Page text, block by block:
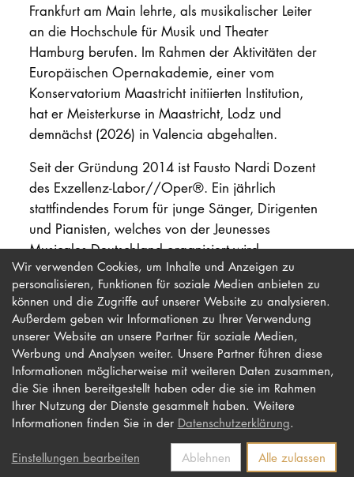
Frankfurt am Main lehrte, als musikalischer Leiter
an die Hochschule für Musik und Theater
Hamburg berufen. Im Rahmen der Aktivitäten der
Europäischen Opernakademie, einer vom
Konservatorium Maastricht initiierten Institution,
hat er Meisterkurse in Maastricht, Lodz und
demnächst (2026) in Valencia abgehalten.
Seit der Gründung 2014 ist Fausto Nardi Dozent
des Exzellenz-Labor//Oper®. Ein jährlich
stattfindendes Forum für junge Sänger, Dirigenten
und Pianisten, welches von der Jeunesses
Musicales Deutschland organisiert wird.
Impressum
Datenschutz
Kontakt
Newsletter
Barrierefreiheit
Wir verwenden Cookies, um Inhalte und Anzeigen zu
personalisieren, Funktionen für soziale Medien anbieten zu
können und die Zugriffe auf unserer Website zu analysieren.
Außerdem geben wir Informationen zu Ihrer Verwendung
unserer Website an unsere Partner für soziale Medien,
Werbung und Analysen weiter. Unsere Partner führen diese
Informationen möglicherweise mit weiteren Daten zusammen,
die Sie ihnen bereitgestellt haben oder die sie im Rahmen
Ihrer Nutzung der Dienste gesammelt haben. Weitere
Informationen finden Sie in der Datenschutzerklärung.
Einstellungen bearbeiten Ablehnen Alle zulassen